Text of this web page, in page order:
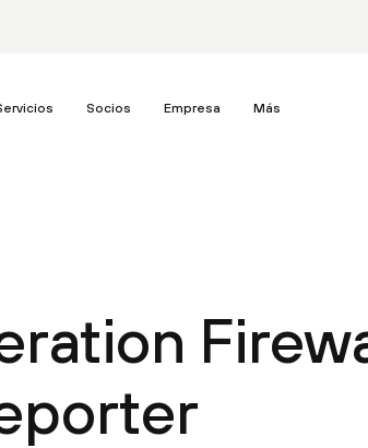
Socios Empresa Más